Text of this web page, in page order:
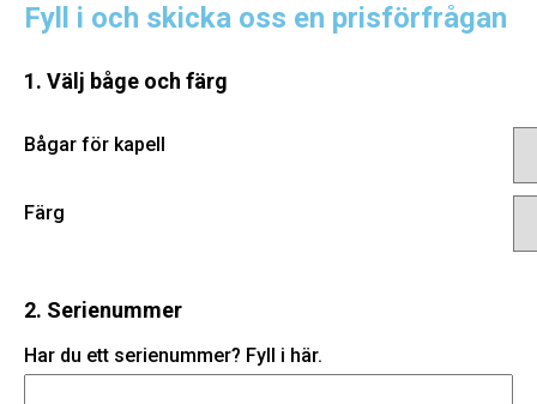
Fyll i och skicka oss en prisförfrågan
1. Välj båge och färg
Bågar för kapell
Färg
2. Serienummer
Har du ett serienummer? Fyll i här.